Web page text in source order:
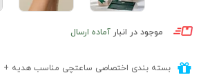
موجود در انبار آماده ارسال
بسته بندی اختصاصی ساعتچی مناسب هدیه +